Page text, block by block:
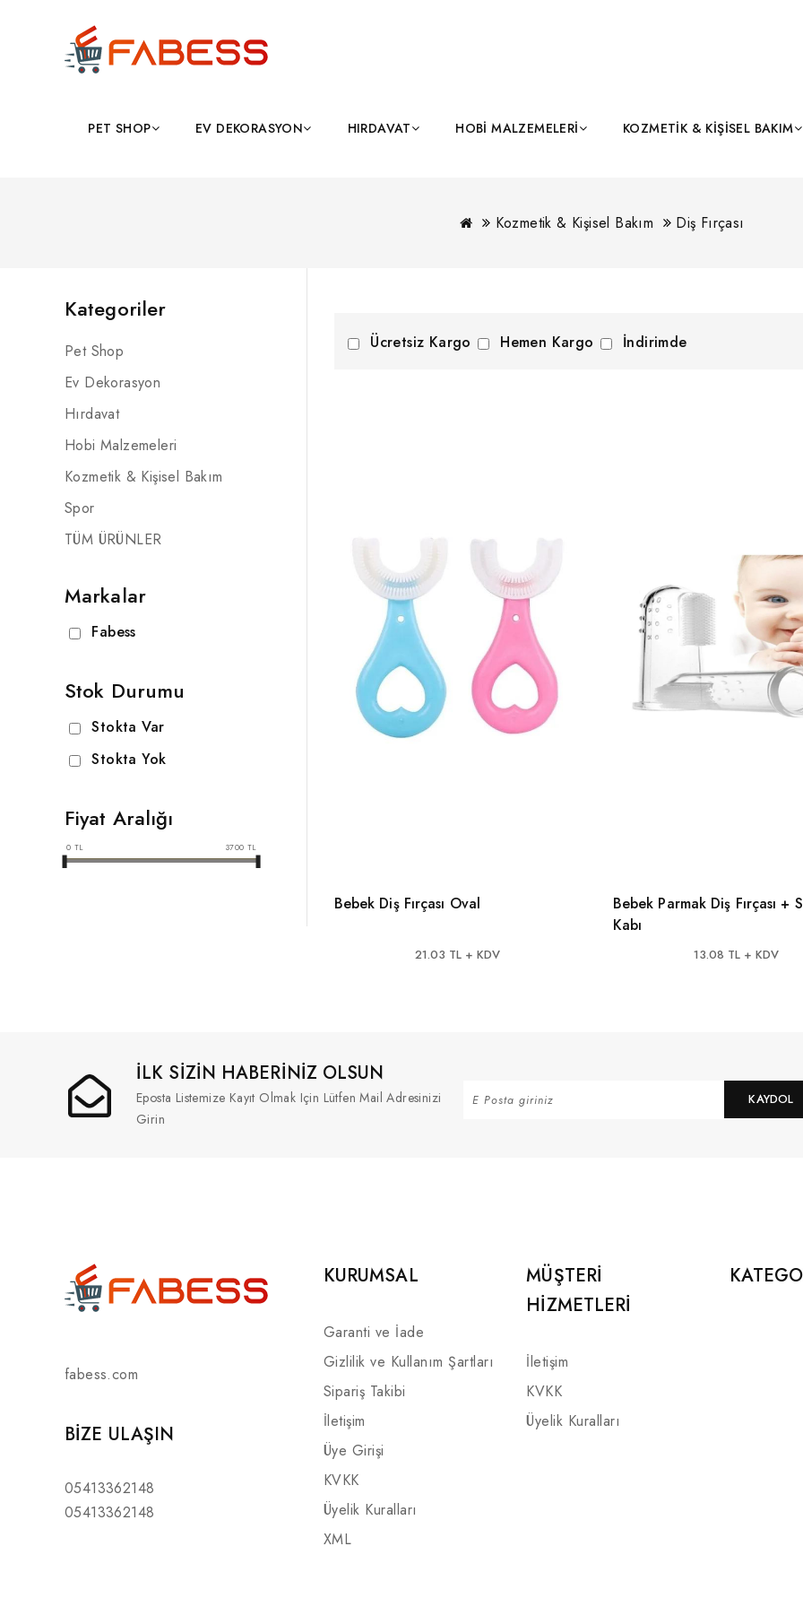
PET SHOP EV DEKORASYON HIRDAVAT HOBI MALZEMELERI KOZMETIK & KIŞISEL BAKIM
Kozmetik & Kişisel Bakım Diş Fırçası
Kategoriler
Pet Shop
Ev Dekorasyon
Hırdavat
Hobi Malzemeleri
Kozmetik & Kişisel Bakım
Spor
TÜM ÜRÜNLER
Markalar
Fabess
Stok Durumu
Stokta Var
Stokta Yok
Fiyat Aralığı
0 TL 3700 TL
Ücretsiz Kargo Hemen Kargo İndirimde
Bebek Diş Fırçası Oval
21.03 TL + KDV
Bebek Parmak Diş Fırçası +
Kabı
13.08 TL + KDV
İLK SİZİN HABERİNİZ OLSUN
Eposta Listemize Kayıt Olmak Için Lütfen Mail Adresinizi
Girin
KAYDOL
fabess.com
BIZE ULAŞIN
05413362148
05413362148
KURUMSAL
Garanti ve İade
Gizlilik ve Kullanım Şartları
Sipariş Takibi
İletişim
Üye Girişi
KVKK
Üyelik Kuralları
XML
MÜŞTERI
HIZMETLERI
İletişim
KVKK
Üyelik Kuralları